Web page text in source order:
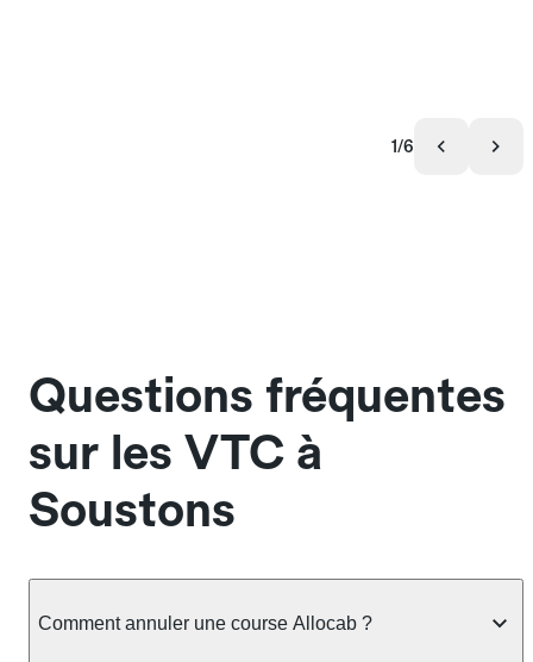
1/6
Questions fréquentes
sur les VTC à
Soustons
Comment annuler une course Allocab ?